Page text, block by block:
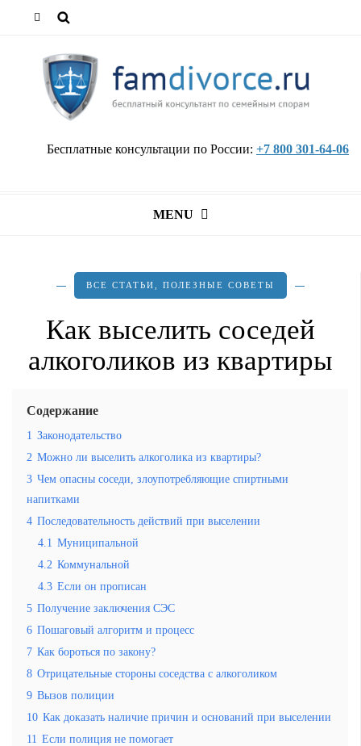
Бесплатные консультации по России: +7 800 301-64-06
MENU
ВСЕ СТАТЬИ ПОЛЕЗНЫЕ СОВЕТЫ
Как выселить соседей
алкоголиков из квартиры
Содержание
1 Законодательство
2 Можно ли выселить алкоголика из квартиры?
3 Чем опасны соседи, злоупотребляющие спиртными
напитками
4 Последовательность действий при выселении
4.1 Муниципальной
4.2 Коммунальной
4.3 Если он прописан
5 Получение заключения СЭС
6 Пошаговый алгоритм и процесс
7 Как бороться по закону?
8 Отрицательные стороны соседства с алкоголиком
9 Вызов полиции
10 Как доказать наличие причин и оснований при выселении
11 Если полиция не помогает